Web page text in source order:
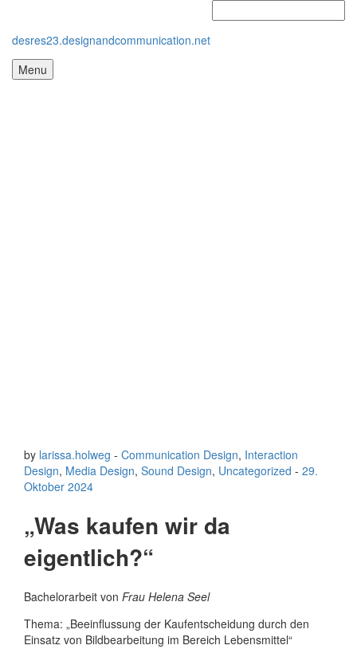
desres23.designandcommunication.net
Menu
by larissa.holweg - Communication Design, Interaction
Design, Media Design, Sound Design, Uncategorized - 29.
Oktober 2024
„Was kaufen wir da
eigentlich?“
Bachelorarbeit von Frau Helena Seel
Thema: „Beeinflussung der Kaufentscheidung durch den
Einsatz von Bildbearbeitung im Bereich Lebensmittel“